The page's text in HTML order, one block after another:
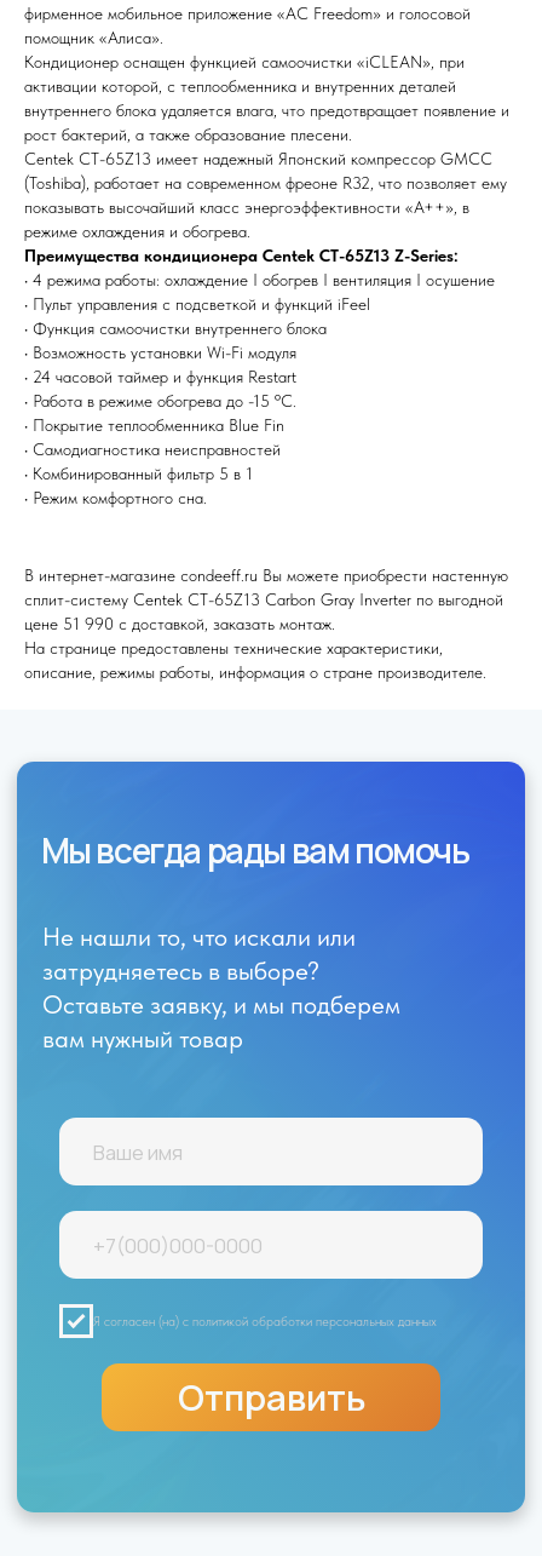
фирменное мобильное приложение «AC Freedom» и голосовой
помощник «Алиса».
Кондиционер оснащен функцией самоочистки «iCLEAN», при
активации которой, с теплообменника и внутренних деталей
внутреннего блока удаляется влага, что предотвращает появление и
рост бактерий, а также образование плесени.
Centek CT-65Z13 имеет надежный Японский компрессор GMCC
(Тоshiba), работает на современном фреоне R32, что позволяет ему
показывать высочайший класс энергоэффективности «А++», в
режиме охлаждения и обогрева.
Преимущества кондиционера Centek CT-65Z13 Z-Series:
• 4 режима работы: охлаждение I обогрев I вентиляция I осушение
• Пульт управления с подсветкой и функций iFeel
• Функция самоочистки внутреннего блока
• Возможность установки Wi-Fi модуля
• 24 часовой таймер и функция Restart
• Работа в режиме обогрева до -15 ºС.
• Покрытие теплообменника Blue Fin
• Самодиагностика неисправностей
• Комбинированный фильтр 5 в 1
• Режим комфортного сна.
В интернет-магазине condeeff.ru Вы можете приобрести настенную
сплит-систему Centek CT-65Z13 Carbon Gray Inverter по выгодной
цене 51 990 с доставкой, заказать монтаж.
На странице предоставлены технические характеристики,
описание, режимы работы, информация о стране производителе.
Я согласен (на) с политикой обработки персональных данных
Отправить
Не нашли то, что искали или
затрудняетесь в выборе?
Оставьте заявку, и мы подберем
вам нужный товар
Мы всегда рады вам помочь